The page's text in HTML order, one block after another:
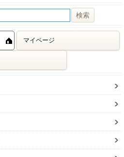
マイページ